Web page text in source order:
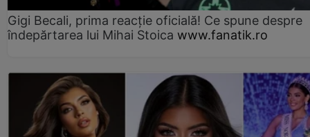
Gigi Becali, prima reacție oficială! Ce spune despre
îndepărtarea lui Mihai Stoica www.fanatik.ro